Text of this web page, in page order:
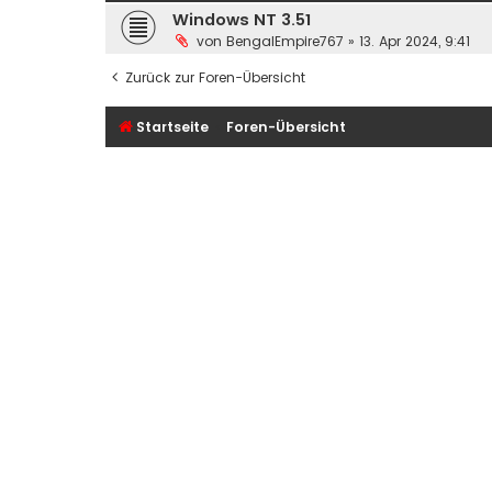
Windows NT 3.51
von BengalEmpire767 » 13. Apr 2024, 9:41
Zurück zur Foren-Übersicht
Startseite Foren-Übersicht